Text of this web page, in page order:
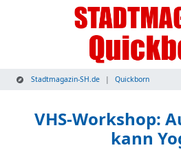
Stadtmagazin-SH.de Quickborn
VHS-Workshop:
kann